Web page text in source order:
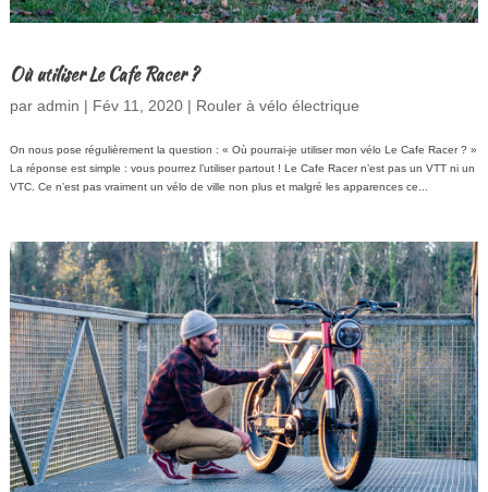
Où utiliser Le Cafe Racer ?
par admin | Fév 11, 2020| Rouler à vélo électrique
On nous pose régulièrement la question : « Où pourrai-je utiliser mon vélo Le Cafe Racer ? »
La réponse est simple : vous pourrez l’utiliser partout ! Le Cafe Racer n’est pas un VTT ni un
VTC. Ce n’est pas vraiment un vélo de ville non plus et malgré les apparences ce...